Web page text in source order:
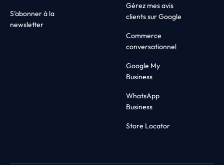
S’abonner à la
newsletter
Gérez mes avis
clients sur Google
Commerce
conversationnel
Google My
Business
WhatsApp
Business
Store Locator